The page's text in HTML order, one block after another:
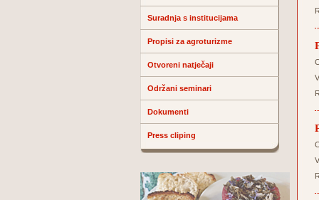
Suradnja s institucijama
Propisi za agroturizme
Otvoreni natječaji
Održani seminari
Dokumenti
Press cliping